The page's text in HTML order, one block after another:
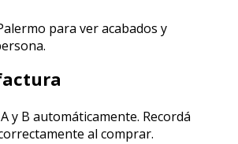
para ver acabados y
y B automáticamente. Recordá
al comprar.